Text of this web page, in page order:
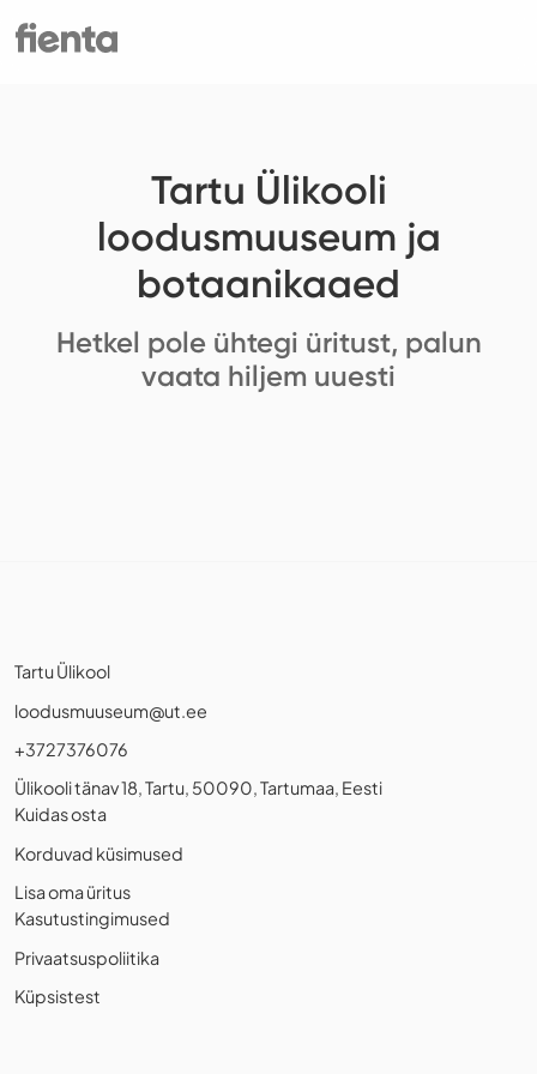
Tartu Ülikooli
loodusmuuseum ja
botaanikaaed
Hetkel pole ühtegi üritust, palun
vaata hiljem uuesti
Tartu Ülikool
loodusmuuseum@ut.ee
+3727376076
Ülikooli tänav 18, Tartu, 50090, Tartumaa, Eesti
Kuidas osta
Korduvad küsimused
Lisa oma üritus
Kasutustingimused
Privaatsuspoliitika
Küpsistest